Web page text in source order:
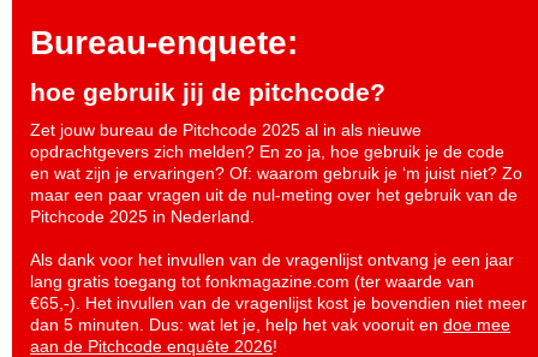
Bureau-enquete:
hoe gebruik jij de pitchcode?
Zet jouw bureau de Pitchcode 2025 al in als nieuwe
opdrachtgevers zich melden? En zo ja, hoe gebruik je de code
en wat zijn je ervaringen? Of: waarom gebruik je ‘m juist niet? Zo
maar een paar vragen uit de nul-meting over het gebruik van de
Pitchcode 2025 in Nederland.
Als dank voor het invullen van de vragenlijst ontvang je een jaar
lang gratis toegang tot fonkmagazine.com (ter waarde van
€65,-). Het invullen van de vragenlijst kost je bovendien niet meer
dan 5 minuten. Dus: wat let je, help het vak vooruit en doe mee
aan de Pitchcode enquête 2026!